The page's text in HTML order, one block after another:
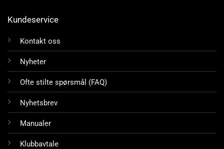
Kundeservice
Kontakt oss
Nyheter
Ofte stilte spørsmål (FAQ)
Nyhetsbrev
Manualer
Klubbavtale